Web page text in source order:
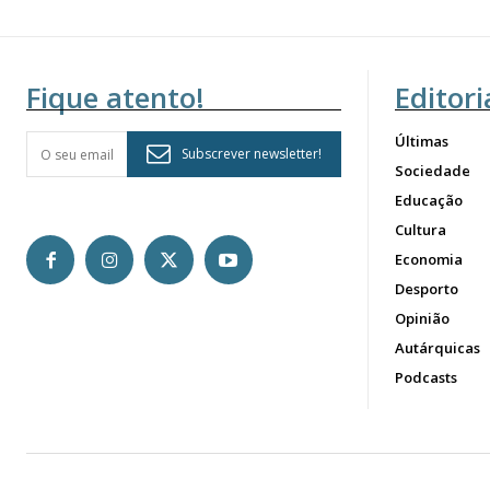
Fique atento!
Subscrever newsletter!
Últimas
Sociedade
Educação
Cultura
Economia
Desporto
Opinião
Autárquicas
Podcasts